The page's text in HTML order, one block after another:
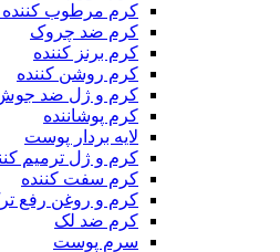
کرم مرطوب کننده
کرم ضد چروک
کرم برنز کننده
کرم روشن کننده
کرم و ژل ضد
کرم پوشاننده
لایه بردار پوست
کرم و ژل ترمیم
کرم سفت کننده
کرم و روغن رفع
کرم ضد لک
سرم پوست